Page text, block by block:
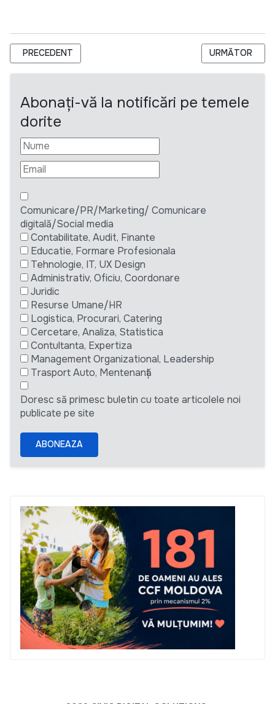
ARTICOL PRECEDENT: A.O. C.R.D.C. ”SPUNE-MI MAI MULT CU
PRECEDENT ARTICOLUL
URMĂTOR
Abonați-vă la notificări pe temele
dorite
Comunicare/PR/Marketing/ Comunicare
digitală/Social media
Contabilitate, Audit, Finante
Educatie, Formare Profesionala
Tehnologie, IT, UX Design
Administrativ, Oficiu, Coordonare
Juridic
Resurse Umane/HR
Logistica, Procurari, Catering
Cercetare, Analiza, Statistica
Contultanta, Expertiza
Management Organizational, Leadership
Trasport Auto, Mentenanță
Doresc să primesc buletin cu toate articolele noi
publicate pe site
ABONEAZA